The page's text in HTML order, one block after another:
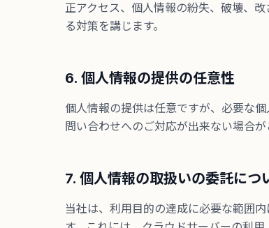
正アクセス、個人情報の紛失、破壊、
る対策を講じます。
6. 個人情報の提供の任意性
個人情報の提供は任意ですが、必要な
問い合わせへのご対応が出来ない場合が
7. 個人情報の取扱いの委託につ
当社は、利用目的の達成に必要な範囲